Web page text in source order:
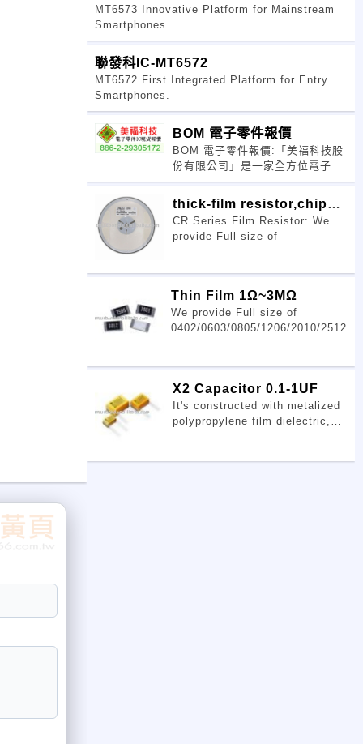
MT6573 Innovative Platform for Mainstream
Smartphones
聯發科IC-MT6572
MT6572 First Integrated Platform for Entry
Smartphones.
BOM 電子零件報價
BOM 電子零件報價:「美福科技股
份有限公司」是一家全方位電子零
件經銷商，BOM LIST提供24小時
內之即時報價服務，我們的報價實
在，有競爭性，歡迎詢價。
thick-film resistor,chip
res
CR Series Film Resistor: We
provide Full size of
Thin Film 1Ω~3MΩ
We provide Full size of
0402/0603/0805/1206/2010/2512
X2 Capacitor 0.1-1UF
It's constructed with metalized
polypropylene film dielectric,